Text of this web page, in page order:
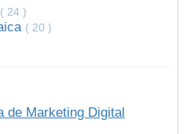
( 24 )
( 20 )
de Marketing Digital